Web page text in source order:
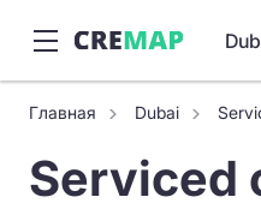
Главная Dubai
Serviced